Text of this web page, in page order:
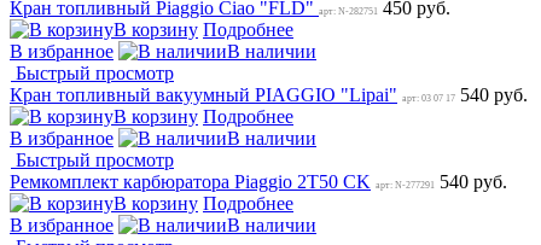
Кран топливный Piaggio Ciao "FLD" арт: N-282751 450 руб.
В корзину Подробнее
В избранное
В наличии
Быстрый просмотр
Кран топливный вакуумный PIAGGIO "Lipai" арт: 03 07 17 540 руб.
В корзину Подробнее
В избранное
В наличии
Быстрый просмотр
Ремкомплект карбюратора Piaggio 2Т50 CK арт: N-277291 540 руб.
В корзину Подробнее
В избранное
В наличии